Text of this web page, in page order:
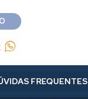
FREQUENTES